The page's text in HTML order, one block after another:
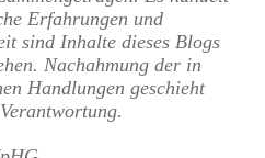
Erfahrungen und
sind Inhalte dieses Blogs
Nachahmung der in
Handlungen geschieht